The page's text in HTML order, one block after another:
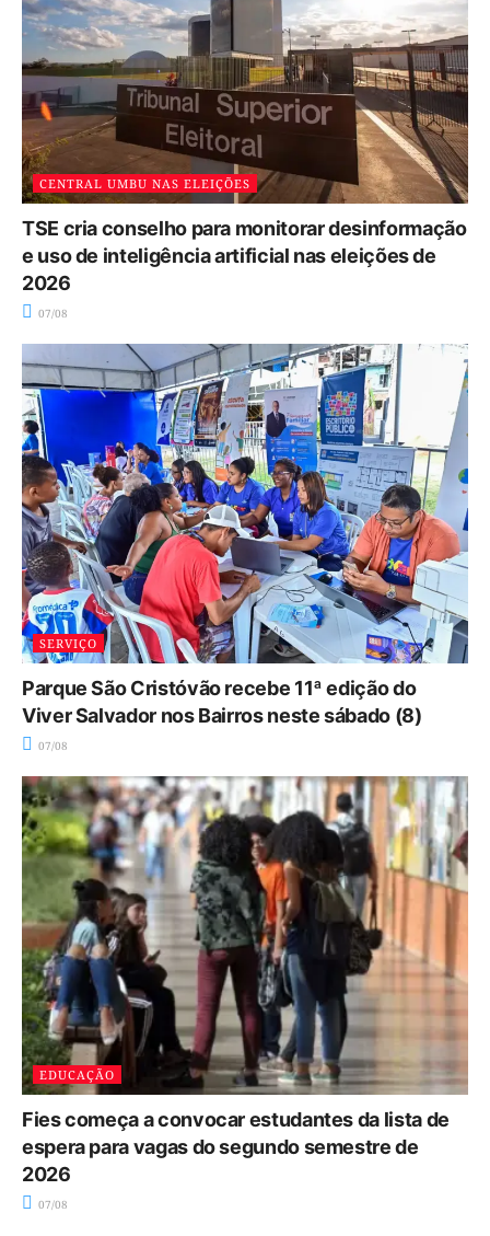
CENTRAL UMBU NAS ELEIÇÕES
TSE cria conselho para monitorar desinformação
e uso de inteligência artificial nas eleições de
2026
07/08
SERVIÇO
Parque São Cristóvão recebe 11ª edição do
Viver Salvador nos Bairros neste sábado (8)
07/08
EDUCAÇÃO
Fies começa a convocar estudantes da lista de
espera para vagas do segundo semestre de
2026
07/08